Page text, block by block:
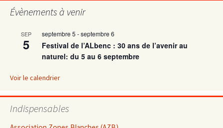
des
articles
Évènements à venir
SEP
5
septembre 5 -septembre 6
Festival de l’ALbenc : 30 ans de l’avenir au
naturel: du 5 au 6 septembre
Voir le calendrier
Indispensables